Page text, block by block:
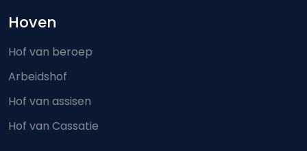
Hoven
Hof van beroep
Arbeidshof
Hof van assisen
Hof van Cassatie